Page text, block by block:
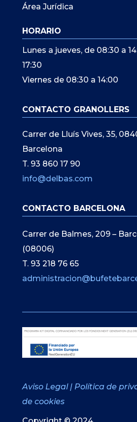
Área Jurídica
HORARIO
Lunes a jueves, de 08:30 a
17:30
Viernes de 08:30 a 14:00
CONTACTO GRANOLLERS
Carrer de Lluís Vives, 35,
Barcelona
T. 93 860 17 90
info@delbas.com
CONTACTO BARCELONA
Carrer de Balmes, 209 –
(08006)
T. 93 218 76 65
Aviso Legal | Política de
de cookies